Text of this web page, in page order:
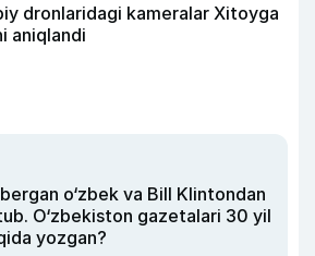
dronlaridagi kameralar Xitoyga
aniqlandi
o‘zbek va Bill Klintondan
O‘zbekiston gazetalari 30 yil
yozgan?